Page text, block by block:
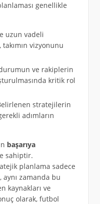
genellikle
uzun vadeli
vizyonunu
ve rakiplerin
kritik rol
stratejilerin
adımların
başarıya
sahiptir.
planlama sadece
zamanda bu
kaynakları ve
olarak, futbol